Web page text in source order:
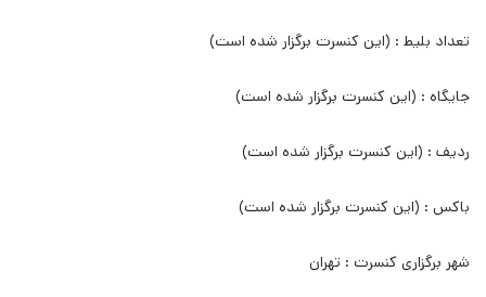
تعداد بلیط : (این کنسرت برگزار شده است)
جایگاه : (این کنسرت برگزار شده است)
ردیف : (این کنسرت برگزار شده است)
باکس : (این کنسرت برگزار شده است)
شهر برگزاری کنسرت : تهران